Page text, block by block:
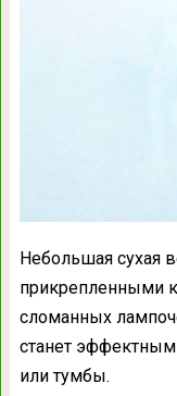
Небольшая сухая
прикрепленными
сломанных
станет
или тумбы.